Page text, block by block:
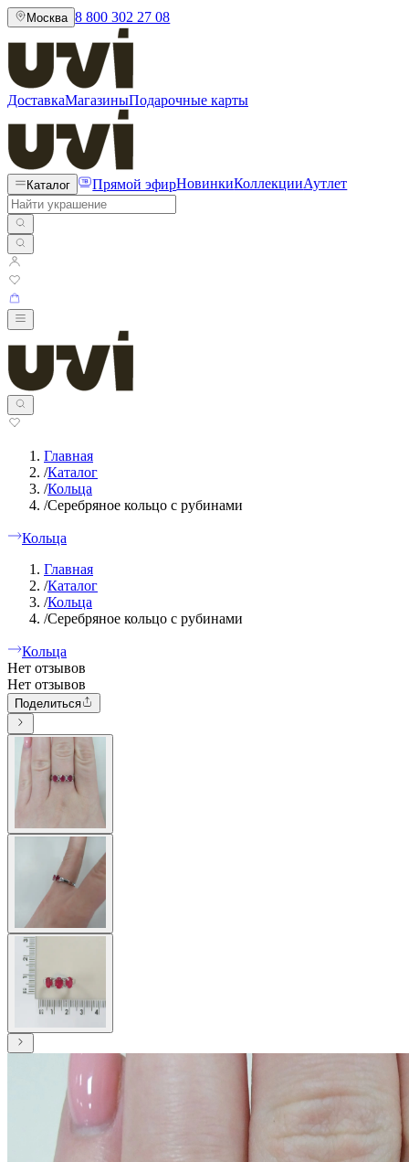
Москва 8 800 302 27 08
ДоставкаМагазиныПодарочные карты
Каталог Прямой эфирНовинкиКоллекцииАутлет
Главная
/Каталог
/Кольца
/Серебряное кольцо с рубинами
Кольца
Главная
/Каталог
/Кольца
/Серебряное кольцо с рубинами
Кольца
Нет отзывов
Нет отзывов
Поделиться